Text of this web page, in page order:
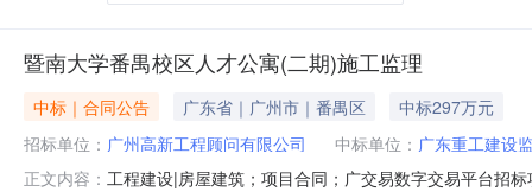
暨南大学番禺校区人才公寓(二期)施工监理
中标｜合同公告 广东省｜广州市｜番禺区
中标297万元
招标单位： 广州高新工程顾问有限公司 中标单位： 广东重工建设
正文内容： 工程建设|房屋建筑；项目合同；广交易数字交易平台招